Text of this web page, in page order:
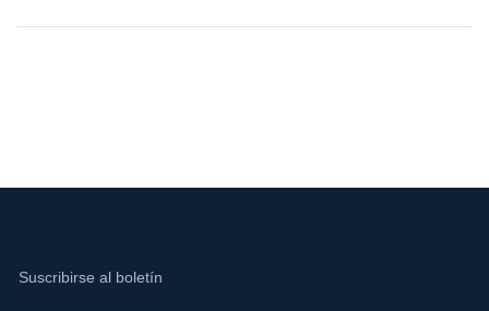
Suscribirse al boletín